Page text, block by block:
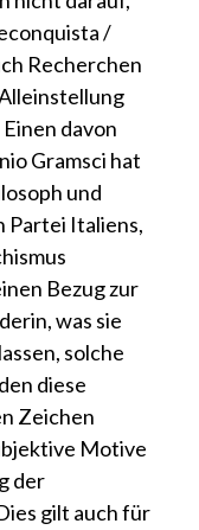
/
Recherchen
davon
Gramsci hat
und
Partei Italiens,
Bezug zur
was sie
solche
diese
Zeichen
Motive
der
gilt auch für